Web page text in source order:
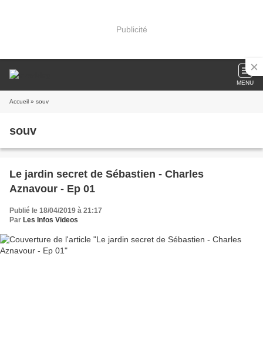
Publicité
MENU
Accueil » souv
souv
Le jardin secret de Sébastien - Charles
Aznavour - Ep 01
Publié le 18/04/2019 à 21:17
Par Les Infos Videos